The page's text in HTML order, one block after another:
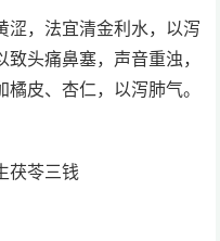
涩，法宜清金利水，以泻
头痛鼻塞，声音重浊，
皮、杏仁，以泻肺气。
茯苓三钱